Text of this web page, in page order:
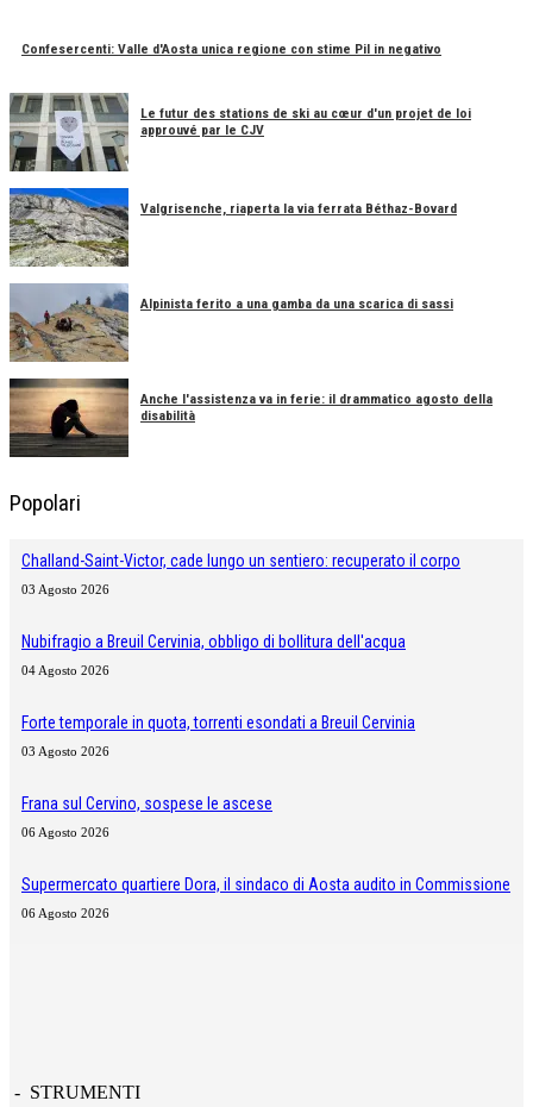
Confesercenti: Valle d'Aosta unica regione con stime Pil in negativo
Le futur des stations de ski au cœur d'un projet de loi
approuvé par le CJV
Valgrisenche, riaperta la via ferrata Béthaz-Bovard
Alpinista ferito a una gamba da una scarica di sassi
Anche l'assistenza va in ferie: il drammatico agosto della
disabilità
Popolari
Challand-Saint-Victor, cade lungo un sentiero: recuperato il corpo
03 Agosto 2026
Nubifragio a Breuil Cervinia, obbligo di bollitura dell'acqua
04 Agosto 2026
Forte temporale in quota, torrenti esondati a Breuil Cervinia
03 Agosto 2026
Frana sul Cervino, sospese le ascese
06 Agosto 2026
Supermercato quartiere Dora, il sindaco di Aosta audito in Commissione
06 Agosto 2026
- STRUMENTI